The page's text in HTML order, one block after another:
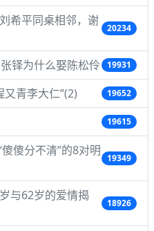
希平同桌相邻，谢
20234
铎为什么娶陈松伶 19931
青李大仁”(2) 19652
19615
傻分不清”的8对明
19349
与62岁的爱情揭
18926